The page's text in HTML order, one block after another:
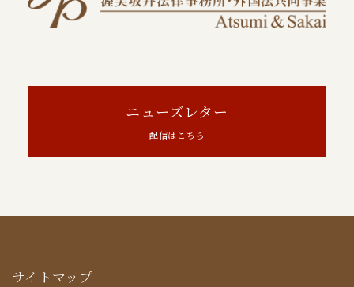
ニューズレター
配信はこちら
サイトマップ